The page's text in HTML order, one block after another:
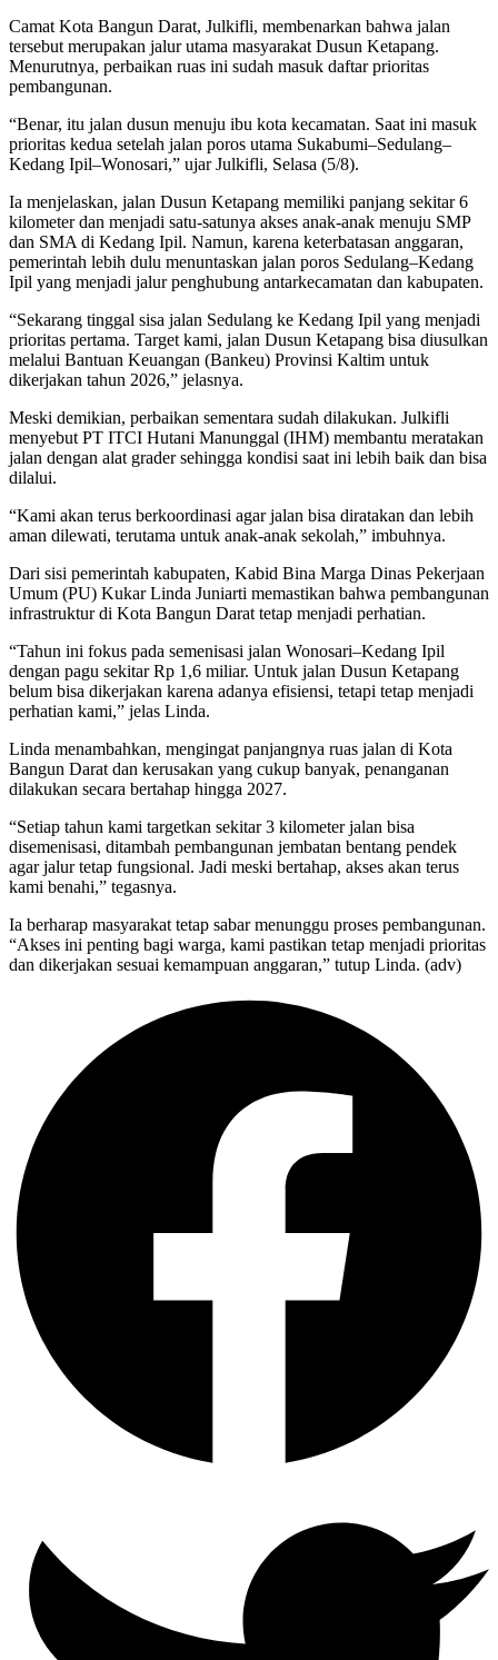
Camat Kota Bangun Darat, Julkifli, membenarkan bahwa jalan
tersebut merupakan jalur utama masyarakat Dusun Ketapang.
Menurutnya, perbaikan ruas ini sudah masuk daftar prioritas
pembangunan.
“Benar, itu jalan dusun menuju ibu kota kecamatan. Saat ini masuk
prioritas kedua setelah jalan poros utama Sukabumi–Sedulang–
Kedang Ipil–Wonosari,” ujar Julkifli, Selasa (5/8).
Ia menjelaskan, jalan Dusun Ketapang memiliki panjang sekitar 6
kilometer dan menjadi satu-satunya akses anak-anak menuju SMP
dan SMA di Kedang Ipil. Namun, karena keterbatasan anggaran,
pemerintah lebih dulu menuntaskan jalan poros Sedulang–Kedang
Ipil yang menjadi jalur penghubung antarkecamatan dan kabupaten.
“Sekarang tinggal sisa jalan Sedulang ke Kedang Ipil yang menjadi
prioritas pertama. Target kami, jalan Dusun Ketapang bisa diusulkan
melalui Bantuan Keuangan (Bankeu) Provinsi Kaltim untuk
dikerjakan tahun 2026,” jelasnya.
Meski demikian, perbaikan sementara sudah dilakukan. Julkifli
menyebut PT ITCI Hutani Manunggal (IHM) membantu meratakan
jalan dengan alat grader sehingga kondisi saat ini lebih baik dan bisa
dilalui.
“Kami akan terus berkoordinasi agar jalan bisa diratakan dan lebih
aman dilewati, terutama untuk anak-anak sekolah,” imbuhnya.
Dari sisi pemerintah kabupaten, Kabid Bina Marga Dinas Pekerjaan
Umum (PU) Kukar Linda Juniarti memastikan bahwa pembangunan
infrastruktur di Kota Bangun Darat tetap menjadi perhatian.
“Tahun ini fokus pada semenisasi jalan Wonosari–Kedang Ipil
dengan pagu sekitar Rp 1,6 miliar. Untuk jalan Dusun Ketapang
belum bisa dikerjakan karena adanya efisiensi, tetapi tetap menjadi
perhatian kami,” jelas Linda.
Linda menambahkan, mengingat panjangnya ruas jalan di Kota
Bangun Darat dan kerusakan yang cukup banyak, penanganan
dilakukan secara bertahap hingga 2027.
“Setiap tahun kami targetkan sekitar 3 kilometer jalan bisa
disemenisasi, ditambah pembangunan jembatan bentang pendek
agar jalur tetap fungsional. Jadi meski bertahap, akses akan terus
kami benahi,” tegasnya.
Ia berharap masyarakat tetap sabar menunggu proses pembangunan.
“Akses ini penting bagi warga, kami pastikan tetap menjadi prioritas
dan dikerjakan sesuai kemampuan anggaran,” tutup Linda. (adv)